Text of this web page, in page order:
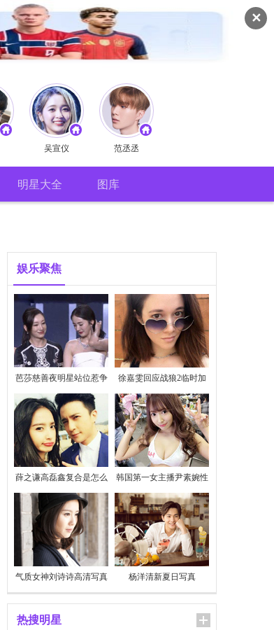
✕
吴宣仪 范丞丞
明星大全 图库
娱乐聚焦
芭莎慈善夜明星站位惹争
议
徐嘉雯回应战狼2临时加
价
薛之谦高磊鑫复合是怎么
回事
韩国第一女主播尹素婉性
感私照
气质女神刘诗诗高清写真 杨洋清新夏日写真
热搜明星